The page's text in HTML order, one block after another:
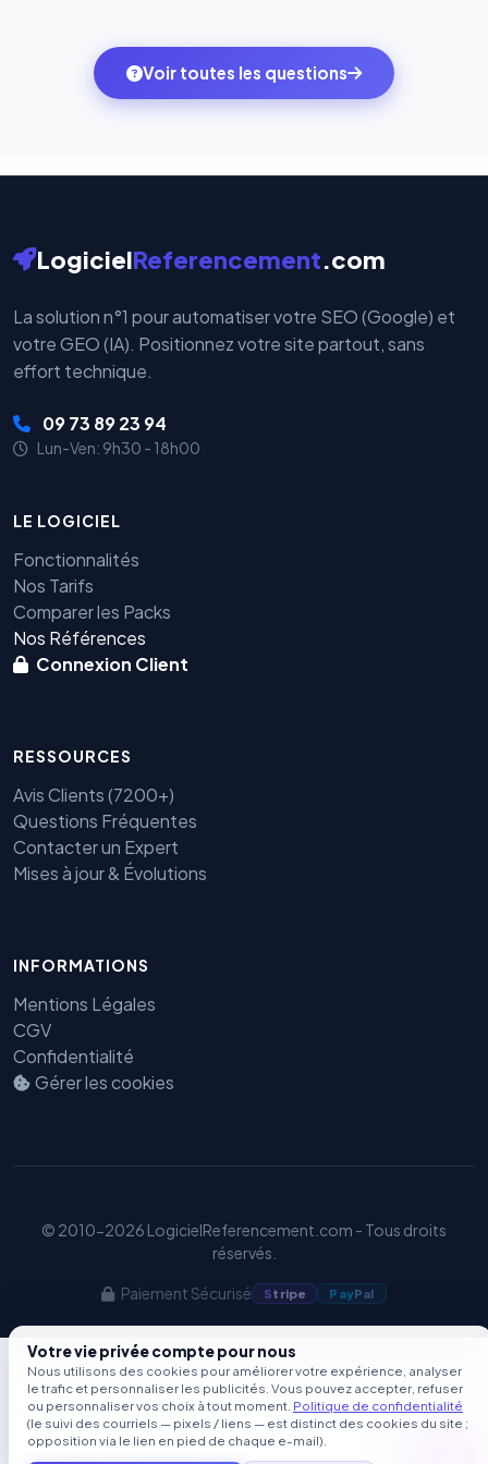
ambitions du moment — sans perdre vos données ni
votre historique.
monde. Vos données bancaires ne transitent jamais
par nos serveurs — elles sont gérées directement et
Voir toutes les questions
LogicielReferencement.com
La solution n°1 pour automatiser votre SEO (Google) et
votre GEO (IA). Positionnez votre site partout, sans
effort technique.
09 73 89 23 94
Lun-Ven: 9h30 - 18h00
LE LOGICIEL
Fonctionnalités
Nos Tarifs
Comparer les Packs
Nos Références
Connexion Client
RESSOURCES
Avis Clients (7200+)
Questions Fréquentes
Contacter un Expert
Mises à jour & Évolutions
INFORMATIONS
Mentions Légales
CGV
Confidentialité
Gérer les cookies
© 2010-2026 LogicielReferencement.com - Tous droits
réservés.
Paiement Sécurisé Stripe PayPal
Votre vie privée compte pour nous
Nous utilisons des cookies pour améliorer votre expérience, analyser
le trafic et personnaliser les publicités. Vous pouvez accepter, refuser
ou personnaliser vos choix à tout moment. Politique de confidentialité
(le suivi des courriels — pixels / liens — est distinct des cookies du site ;
opposition via le lien en pied de chaque e-mail).